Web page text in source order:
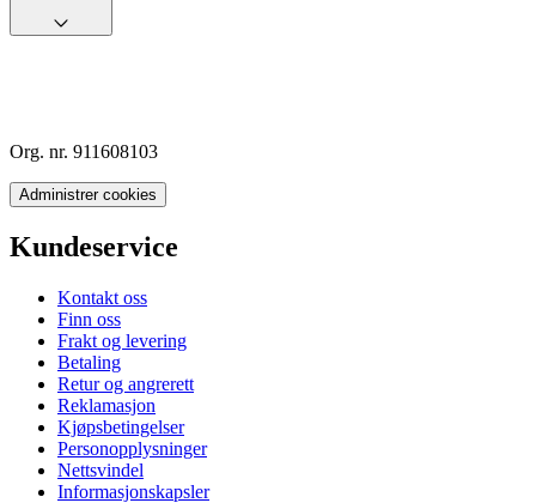
Org. nr. 911608103
Administrer cookies
Kundeservice
Kontakt oss
Finn oss
Frakt og levering
Betaling
Retur og angrerett
Reklamasjon
Kjøpsbetingelser
Personopplysninger
Nettsvindel
Informasjonskapsler